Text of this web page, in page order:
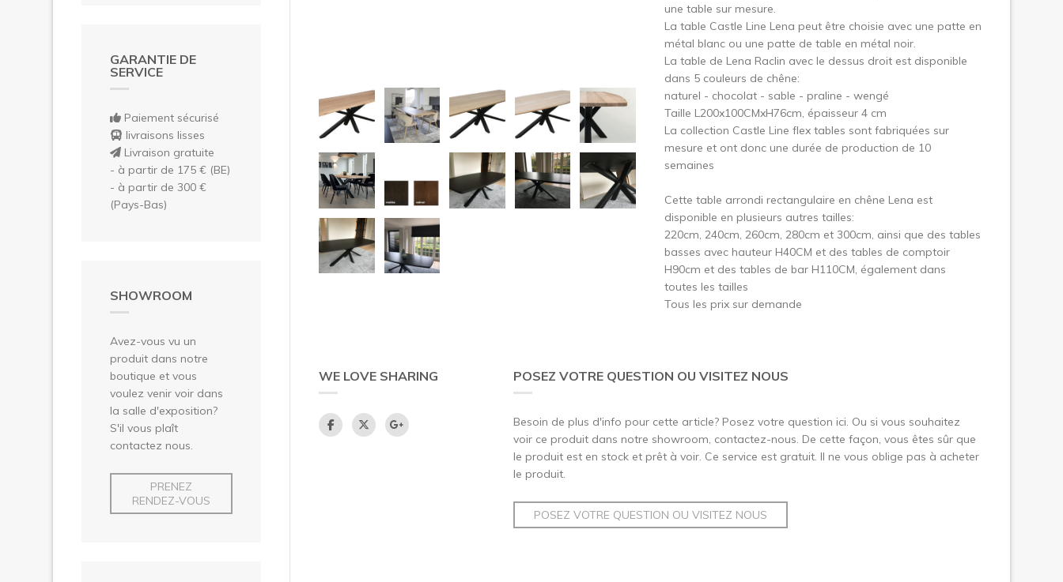
GARANTIE DE
SERVICE
Paiement sécurisé
livraisons lisses
Livraison gratuite
- à partir de 175 € (BE)
- à partir de 300 €
(Pays-Bas)
SHOWROOM
Avez-vous vu un
produit dans notre
boutique et vous
voulez venir voir dans
la salle d'exposition?
S'il vous plaît
contactez nous.
PRENEZ
RENDEZ-VOUS
une table sur mesure.
La table Castle Line Lena peut être choisie avec une patte en
métal blanc ou une patte de table en métal noir.
La table de Lena Raclin avec le dessus droit est disponible
dans 5 couleurs de chêne:
naturel - chocolat - sable - praline - wengé
Taille L200x100CMxH76cm, épaisseur 4 cm
La collection Castle Line flex tables sont fabriquées sur
mesure et ont donc une durée de production de 10
semaines
Cette table arrondi rectangulaire en chêne Lena est
disponible en plusieurs autres tailles:
220cm, 240cm, 260cm, 280cm et 300cm, ainsi que des tables
basses avec hauteur H40CM et des tables de comptoir
H90cm et des tables de bar H110CM, également dans
toutes les tailles
Tous les prix sur demande
WE LOVE SHARING POSEZ VOTRE QUESTION OU VISITEZ NOUS
Besoin de plus d'info pour cette article? Posez votre question ici. Ou si vous souhaitez
voir ce produit dans notre showroom, contactez-nous. De cette façon, vous êtes sûr que
le produit est en stock et prêt à voir. Ce service est gratuit. Il ne vous oblige pas à acheter
le produit.
POSEZ VOTRE QUESTION OU VISITEZ NOUS